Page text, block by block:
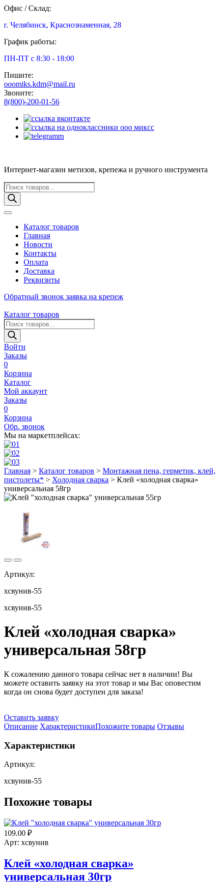
Офис / Склад:
г. Челябинск, Краснознаменная, 28
График работы:
ПН-ПТ с 8:30 - 18:00
Пишите:
ooomiks.kdm@mail.ru
Звоните:
8(800)-200-01-56
Интернет-магазин метизов, крепежа и ручного инструмента
Поиск
товаров
Каталог товаров
Главная
Новости
Контакты
Оплата
Доставка
Реквизиты
Обратный звонок заявка на крепеж
Каталог товаров
Поиск
товаров
Войти
Заказы
0
Корзина
Каталог
Мой аккаунт
Заказы
0
Корзина
Обр. звонок
Мы на маркетплейсах:
Главная > Каталог товаров > Монтажная пена, герметик, клей,
пистолеты* > Холодная сварка > Клей «холодная сварка»
универсальная 58гр
Артикул:
хсвунив-55
хсвунив-55
Клей «холодная сварка»
универсальная 58гр
К сожалению данного товара сейчас нет в наличии! Вы
можете оставить заявку на этот товар и мы Вас оповестим
когда он снова будет доступен для заказа!
Оставить заявку
Описание ХарактеристикиПохожите товары Отзывы
Характеристики
Артикул:
хсвунив-55
Похожие товары
109.00 ₽
Арт: хсвунив
Клей «холодная сварка»
универсальная 30гр